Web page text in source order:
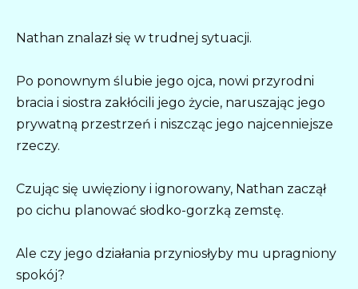
Nathan znalazł się w trudnej sytuacji.
Po ponownym ślubie jego ojca, nowi przyrodni
bracia i siostra zakłócili jego życie, naruszając jego
prywatną przestrzeń i niszcząc jego najcenniejsze
rzeczy.
Czując się uwięziony i ignorowany, Nathan zaczął
po cichu planować słodko-gorzką zemstę.
Ale czy jego działania przyniosłyby mu upragniony
spokój?